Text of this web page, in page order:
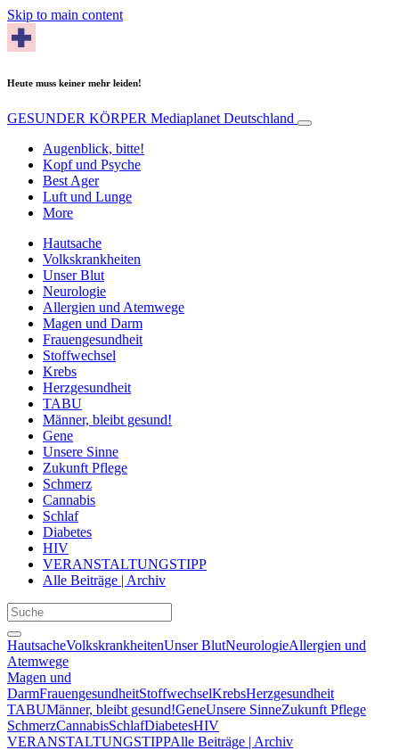
Skip to main content
Heute muss keiner mehr leiden!
GESUNDER KÖRPER Mediaplanet Deutschland
Augenblick, bitte!
Kopf und Psyche
Best Ager
Luft und Lunge
More
Hautsache
Volkskrankheiten
Unser Blut
Neurologie
Allergien und Atemwege
Magen und Darm
Frauengesundheit
Stoffwechsel
Krebs
Herzgesundheit
TABU
Männer, bleibt gesund!
Gene
Unsere Sinne
Zukunft Pflege
Schmerz
Cannabis
Schlaf
Diabetes
HIV
VERANSTALTUNGSTIPP
Alle Beiträge | Archiv
HautsacheVolkskrankheitenUnser BlutNeurologieAllergien und
Atemwege
Magen und
DarmFrauengesundheitStoffwechselKrebsHerzgesundheit
TABUMänner, bleibt gesund!GeneUnsere SinneZukunft Pflege
SchmerzCannabisSchlafDiabetesHIV
VERANSTALTUNGSTIPPAlle Beiträge | Archiv